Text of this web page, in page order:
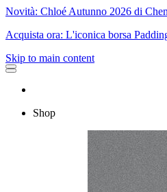
Novità: Chloé Autunno 2026 di
Acquista ora: L'iconica borsa
Skip to main content
Shop